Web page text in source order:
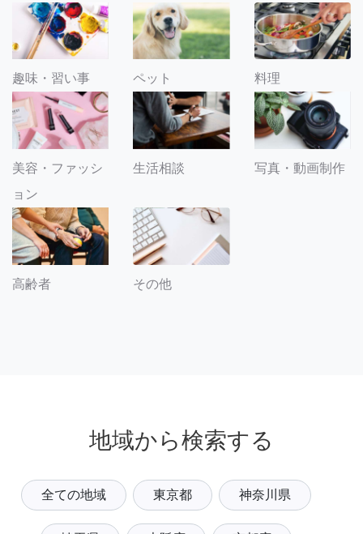
趣味・習い事 ペット 料理
美容・ファッシ
ョン
生活相談 写真・動画制作
高齢者 その他
地域から検索する
全ての地域 東京都 神奈川県